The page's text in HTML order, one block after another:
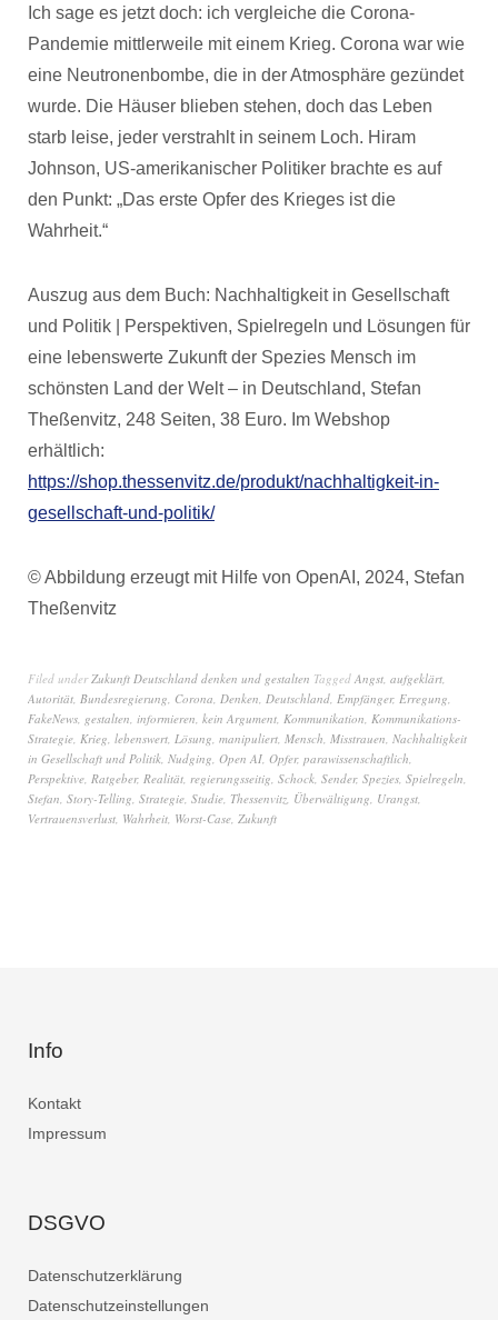
Ich sage es jetzt doch: ich vergleiche die Corona-
Pandemie mittlerweile mit einem Krieg. Corona war wie
eine Neutronenbombe, die in der Atmosphäre gezündet
wurde. Die Häuser blieben stehen, doch das Leben
starb leise, jeder verstrahlt in seinem Loch. Hiram
Johnson, US-amerikanischer Politiker brachte es auf
den Punkt: „Das erste Opfer des Krieges ist die
Wahrheit.“
Auszug aus dem Buch: Nachhaltigkeit in Gesellschaft
und Politik | Perspektiven, Spielregeln und Lösungen für
eine lebenswerte Zukunft der Spezies Mensch im
schönsten Land der Welt – in Deutschland, Stefan
Theßenvitz, 248 Seiten, 38 Euro. Im Webshop
erhältlich:
https://shop.thessenvitz.de/produkt/nachhaltigkeit-in-
gesellschaft-und-politik/
© Abbildung erzeugt mit Hilfe von OpenAI, 2024, Stefan
Theßenvitz
Filed underZukunft Deutschland denken und gestalten Tagged Angst, aufgeklärt,
Autorität, Bundesregierung, Corona, Denken, Deutschland, Empfänger, Erregung,
FakeNews, gestalten, informieren, kein Argument, Kommunikation, Kommunikations-
Strategie, Krieg, lebenswert, Lösung, manipuliert, Mensch, Misstrauen, Nachhaltigkeit
in Gesellschaft und Politik, Nudging, Open AI, Opfer, parawissenschaftlich,
Perspektive, Ratgeber, Realität, regierungsseitig, Schock, Sender, Spezies, Spielregeln,
Stefan, Story-Telling, Strategie, Studie, Thessenvitz, Überwältigung, Urangst,
Vertrauensverlust, Wahrheit, Worst-Case, Zukunft
Info
Kontakt
Impressum
DSGVO
Datenschutzerklärung
Datenschutzeinstellungen